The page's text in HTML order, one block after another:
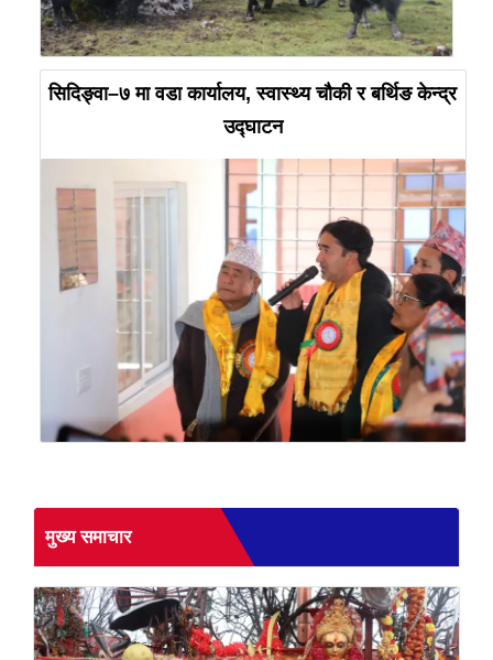
सिदिङ्वा–७ मा वडा कार्यालय, स्वास्थ्य चौकी र बर्थिङ केन्द्र
उद्घाटन
मुख्य समाचार